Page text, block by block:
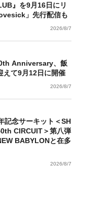
』を9月16日にリ
」先行配信も
2026/8/7
Anniversary、飯
えて9月12日に開催
2026/8/7
記念サーキット＜SH
CIRCUIT＞第八弾
BABYLONと在多
2026/8/7